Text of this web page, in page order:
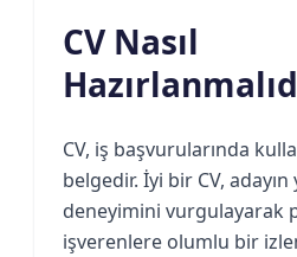
CV Nasıl
CV, iş başvurularında
belgedir. İyi bir CV,
deneyimini vurgulayarak
işverenlere olumlu bir